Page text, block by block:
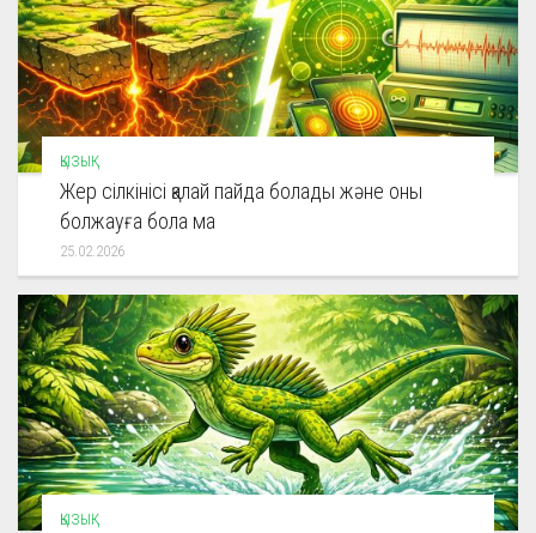
ҚЫЗЫҚ
Жер сілкінісі қалай пайда болады және оны
болжауға бола ма
25.02.2026
ҚЫЗЫҚ